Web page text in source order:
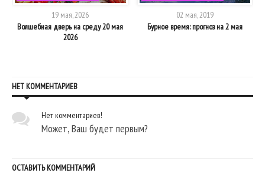
19 мая, 2026
Волшебная дверь на среду 20 мая
2026
02 мая, 2019
Бурное время: прогноз на 2 мая
НЕТ КОММЕНТАРИЕВ
Нет комментариев!
Может, Ваш будет первым?
ОСТАВИТЬ КОММЕНТАРИЙ